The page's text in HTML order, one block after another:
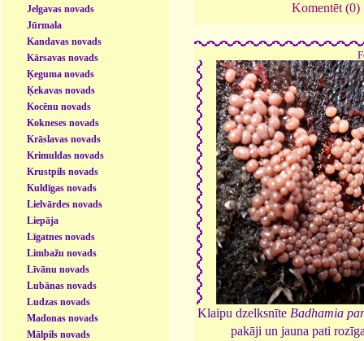
Jelgavas novads
Jūrmala
Kandavas novads
Kārsavas novads
Ķeguma novads
Ķekavas novads
Kocēnu novads
Kokneses novads
Krāslavas novads
Krimuldas novads
Krustpils novads
Kuldīgas novads
Lielvārdes novads
Liepāja
Līgatnes novads
Limbažu novads
Līvānu novads
Lubānas novads
Ludzas novads
Madonas novads
Mālpils novads
Komentēt (0)
Klaipu dzelksnīte Badhamia
pakāji un jauna pati